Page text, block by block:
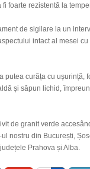
fi foarte rezistentă la
de sigilare la un
intact al mesei
putea curăța cu ușurință,
și săpun lichid,
de granit verde
nostru din București,
Prahova și Alba.